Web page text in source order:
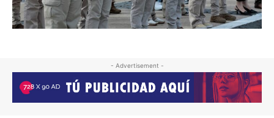
- Advertisement -